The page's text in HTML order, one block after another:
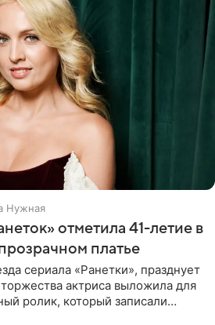
Нужная
отметила 41-летие в
платье
сериала «Ранетки», празднует
актриса выложила для
ролик, который записали